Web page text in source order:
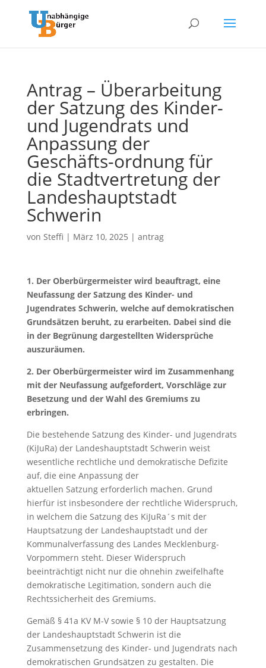
Antrag – Überarbeitung
der Satzung des Kinder-
und Jugendrats und
Anpassung der
Geschäfts-ordnung für
die Stadtvertretung der
Landeshauptstadt
Schwerin
von Steffi | März 10, 2025 | antrag
1. Der Oberbürgermeister wird beauftragt, eine
Neufassung der Satzung des Kinder- und
Jugendrates Schwerin, welche auf demokratischen
Grundsätzen beruht, zu erarbeiten. Dabei sind die
in der Begrünung dargestellten Widersprüche
auszuräumen.
2. Der Oberbürgermeister wird im Zusammenhang
mit der Neufassung aufgefordert, Vorschläge zur
Besetzung und der Wahl des Gremiums zu
erbringen.
Die bestehende Satzung des Kinder- und Jugendrats
(KiJuRa) der Landeshauptstadt Schwerin weist
wesentliche rechtliche und demokratische Defizite
auf, die eine Anpassung der
aktuellen Satzung erforderlich machen. Grund
hierfür ist insbesondere der rechtliche Widerspruch,
in welchem die Satzung des KiJuRa´s mit der
Hauptsatzung der Landeshauptstadt und der
Kommunalverfassung des Landes Mecklenburg-
Vorpommern steht. Dieser Widerspruch
beeinträchtigt nicht nur die ohnehin zweifelhafte
demokratische Legitimation, sondern auch die
Rechtssicherheit des Gremiums.
Gemäß § 41a KV M-V sowie § 10 der Hauptsatzung
der Landeshauptstadt Schwerin ist die
Zusammensetzung des Kinder- und Jugendrats nach
demokratischen Grundsätzen zu gestalten. Die